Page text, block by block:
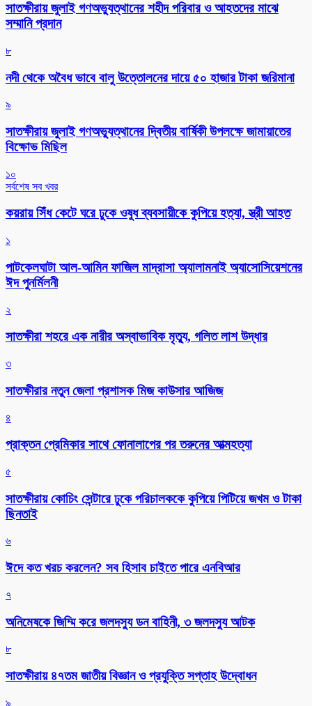
সাতক্ষীরায় জুলাই গণঅভ্যুত্থানের শহীদ পরিবার ও আহতদের মাঝে
সম্মানি প্রদান
৮
নদী থেকে অবৈধ ভাবে বালু উত্তোলনের দায়ে ৫০ হাজার টাকা জরিমানা
৯
সাতক্ষীরায় জুলাই গণঅভ্যুত্থানের দ্বিতীয় বার্ষিকী উপলক্ষে জামায়াতের
বিক্ষোভ মিছিল
১০
সর্বশেষ সব খবর
কয়রায় সিঁধ কেটে ঘরে ঢুকে ওষুধ ব্যবসায়ীকে কুপিয়ে হত্যা, স্ত্রী আহত
১
পাটকেলঘাটা আল-আমিন ফাজিল মাদ্রাসা অ্যালামনাই অ্যাসোসিয়েশনের
ঈদ পুনর্মিলনী
২
সাতক্ষীরা শহরে এক নারীর অস্বাভাবিক মৃত্যু, গলিত লাশ উদ্ধার
৩
সাতক্ষীরার নতুন জেলা প্রশাসক মিজ কাউসার আজিজ
৪
প্রাক্তন প্রেমিকার সাথে ফোনালাপের পর তরুনের আত্মহত্যা
৫
সাতক্ষীরায় কোচিং সেন্টারে ঢুকে পরিচালককে কুপিয়ে পিটিয়ে জখম ও টাকা
ছিনতাই
৬
ঈদে কত খরচ করলেন? সব হিসাব চাইতে পারে এনবিআর
৭
অনিমেষকে জিম্মি করে জলদস্যু ডন বাহিনী, ৩ জলদস্যু আটক
৮
সাতক্ষীরায় ৪৭তম জাতীয় বিজ্ঞান ও প্রযুক্তি সপ্তাহ উদ্বোধন
৯